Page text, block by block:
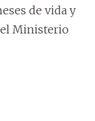
de vida y
el Ministerio